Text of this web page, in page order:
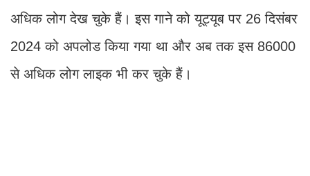
अधिक लोग देख चुके हैं। इस गाने को यूट्यूब पर 26 दिसंबर
2024 को अपलोड किया गया था और अब तक इस 86000
से अधिक लोग लाइक भी कर चुके हैं।